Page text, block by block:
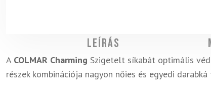
Leírás
A COLMAR Charming Szigetelt síkabát optimális
részek kombinációja nagyon nőies és egyedi